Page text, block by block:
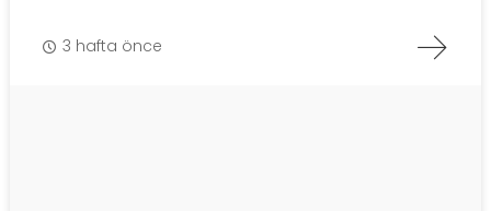
3 hafta önce